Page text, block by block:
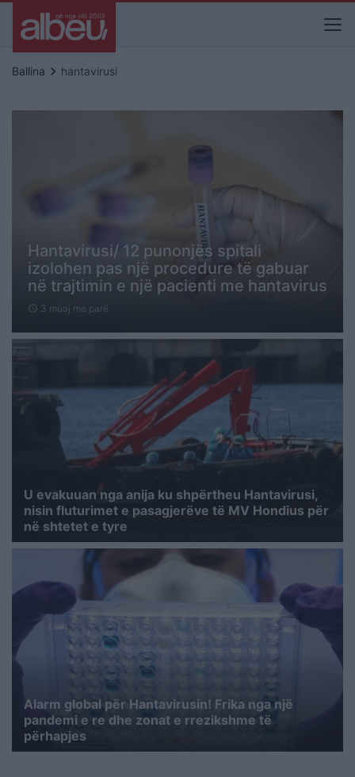
Ballina keyboard_arrow_right hantavirusi
Hantavirusi/ 12 punonjës spitali
izolohen pas një procedure të gabuar
në trajtimin e një pacienti me hantavirus
schedule 3 muaj me parë
U evakuuan nga anija ku shpërtheu Hantavirusi,
nisin fluturimet e pasagjerëve të MV Hondius për
në shtetet e tyre
Alarm global për Hantavirusin! Frika nga një
pandemi e re dhe zonat e rrezikshme të
përhapjes